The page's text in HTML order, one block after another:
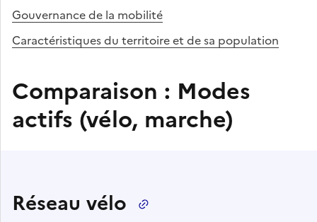
Gouvernance de la mobilité
Caractéristiques du territoire et de sa population
Comparaison : Modes
actifs (vélo, marche)
Réseau vélo